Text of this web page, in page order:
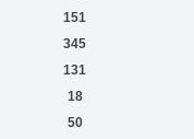
151
345
131
18
50